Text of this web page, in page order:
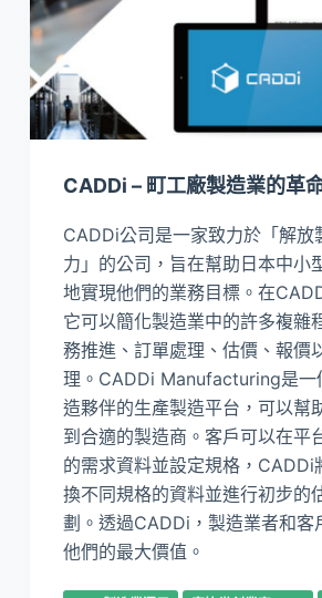
CADDi – 町工廠製造業的革
CADDi公司是一家致力於「解放
力」的公司，旨在幫助日本中小
地實現他們的業務目標。在
它可以簡化製造業中的許多複雜
務推進、訂單處理、估價、報價
理。CADDi Manufacturing是一
造夥伴的生產製造平台，可以幫
到合適的製造商。客戶可以在平
的需求資料並設定規格，CADDi
換不同規格的資料並進行初步的
劃。透過CADDi，製造業者和客
他們的最大價值。